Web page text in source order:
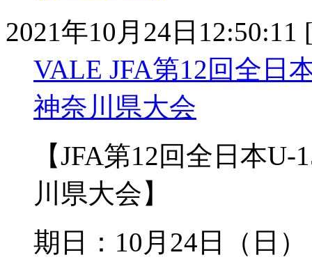
2021年10月24日12:50:11
VALE JFA第12回全日
神奈川県大会
【JFA第12回全日本
川県大会】
期日：10月24日（日